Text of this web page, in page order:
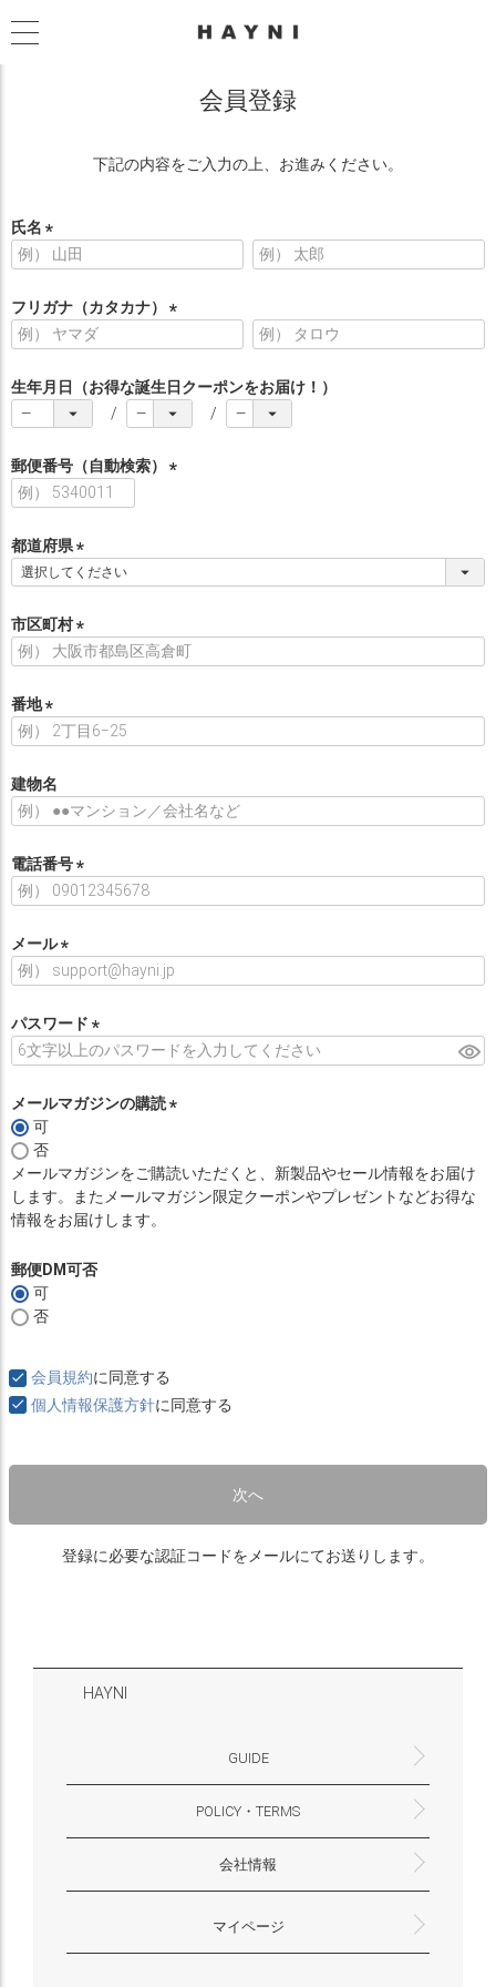
会員登録
下記の内容をご入力の上、お進みください。
氏名
須
)
フリガナ（カタカナ）
須
)
生年月日（お得な誕生日クーポンをお届け！）
郵便番号（自動検索）
)
都道府県
(
須
)
市区町村
(
)
番地
須
)
建物名
電話番号
(
)
メール
(
須
)
パスワード
(
須
メールマガジンの購読
須
)
可
否
メールマガジンをご購読いただくと、新製品やセール情報をお届け
します。またメールマガジン限定クーポンやプレゼントなどお得な
情報をお届けします。
郵便DM可否
可
否
会員規約に同意する
個人情報保護方針に同意する
次へ
登録に必要な認証コードをメールにてお送りします。
HAYNI
GUIDE
よくあるご質問・お問合せ
お支払いについて
配送・送料について
ギフトサービスについて
一緒に働く？(HAYNI採用情報サイトへ)
for Foreigners (overseas delivery)
POLICY・TERMS
返品・交換について
プライバシーポリシー
特定商取引法に基づく表示
外部送信ポリシー
会社情報
大阪府大阪市淀川区十八条3-9-35
電話番号：06-6868-9671
※お電話でのお問合せ受付は行っておりません
メール：support@hayni.jp
お問い合わせはこちらからお願いいたします
営業時間：10：00～15：00（金曜日は14：00ま
定休日： 土・日・祝祭日
※土日祝祭日はお休みをいただきます。
メールの返信は翌営業日となりますので、ご了承
マイページ